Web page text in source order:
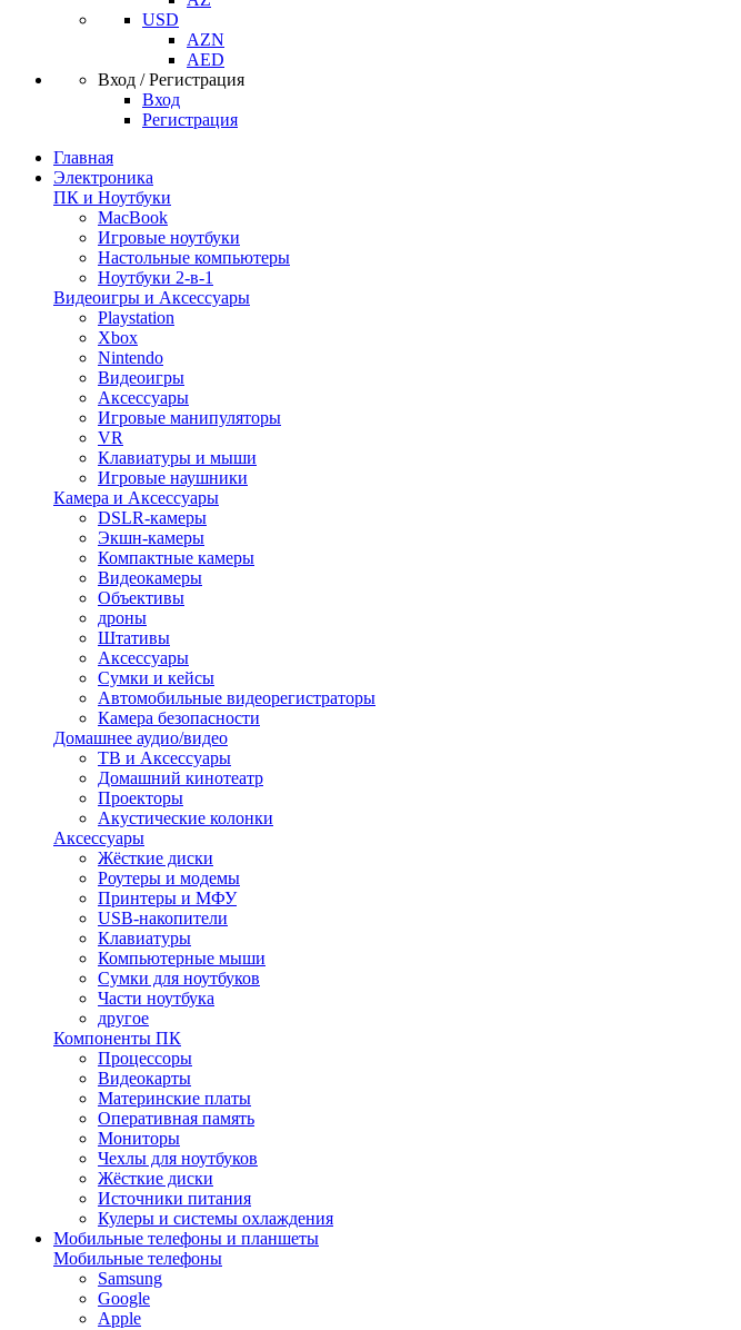
USD
AZN
AED
Вход / Регистрация
Вход
Регистрация
Главная
Электроника
ПК и Ноутбуки
MacBook
Игровые ноутбуки
Настольные компьютеры
Ноутбуки 2-в-1
Видеоигры и Аксессуары
Playstation
Xbox
Nintendo
Видеоигры
Аксессуары
Игровые манипуляторы
VR
Клавиатуры и мыши
Игровые наушники
Камера и Аксессуары
DSLR-камеры
Экшн-камеры
Компактные камеры
Видеокамеры
Объективы
дроны
Штативы
Аксессуары
Сумки и кейсы
Автомобильные видеорегистраторы
Камера безопасности
Домашнее аудио/видео
ТВ и Аксессуары
Домашний кинотеатр
Проекторы
Акустические колонки
Аксессуары
Жёсткие диски
Роутеры и модемы
Принтеры и МФУ
USB-накопители
Клавиатуры
Компьютерные мыши
Сумки для ноутбуков
Части ноутбука
другое
Компоненты ПК
Процессоры
Видеокарты
Материнские платы
Оперативная память
Мониторы
Чехлы для ноутбуков
Жёсткие диски
Источники питания
Кулеры и системы охлаждения
Мобильные телефоны и планшеты
Мобильные телефоны
Samsung
Google
Apple